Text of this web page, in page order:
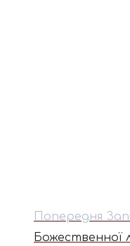
Попередня
Божественної